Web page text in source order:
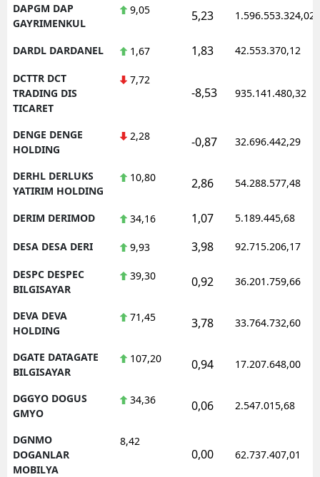
DAPGM DAP
GAYRIMENKUL
9,05 5,23 1.596.553.324,02
DARDL DARDANEL 1,67 1,83 42.553.370,12
DCTTR DCT
TRADING DIS
TICARET
7,72
-8,53 935.141.480,32
DENGE DENGE
HOLDING
2,28 -0,87 32.696.442,29
DERHL DERLUKS
YATIRIM HOLDING
10,80 2,86 54.288.577,48
DERIM DERIMOD 34,16 1,07 5.189.445,68
DESA DESA DERI 9,93 3,98 92.715.206,17
DESPC DESPEC
BILGISAYAR
39,30 0,92 36.201.759,66
DEVA DEVA
HOLDING
71,45 3,78 33.764.732,60
DGATE DATAGATE
BILGISAYAR
107,20 0,94 17.207.648,00
DGGYO DOGUS
GMYO
34,36 0,06 2.547.015,68
DGNMO
DOGANLAR
MOBILYA
8,42
0,00 62.737.407,01